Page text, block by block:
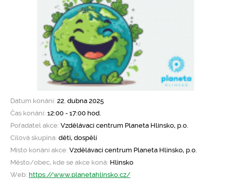
Datum konání: 22. dubna 2025
Čas konání: 12:00 - 17:00 hod.
Pořadatel akce: Vzdělávací centrum Planeta Hlinsko, p.o.
Cílová skupina: děti, dospělí
Místo konání akce: Vzdělávací centrum Planeta Hlinsko, p.o.
Město/obec, kde se akce koná: Hlinsko
Web: https://www.planetahlinsko.cz/